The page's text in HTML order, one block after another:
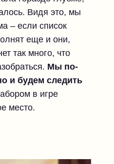
Видя это, мы
– если список
еще и они,
так много, что
Мы по-
и будем следить
в игре
место.